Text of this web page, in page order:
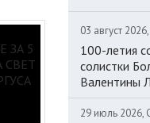
03 август
100-летия
солистки
Валентины
29 июль 2026,